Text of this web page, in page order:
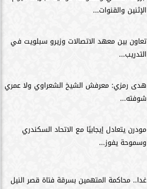
الإثنين والقنوات...
تعاون بين معهد الاتصالات وزيرو سبلويت في
التدريب...
هدى رمزي: معرفش الشيخ الشعراوي ولا عمري
شوفته...
مودرن يتعادل إيجابيًا مع الاتحاد السكندري
وسموحة يفوز...
غدا.. محاكمة المتهمين بسرقة فتاة قصر النيل